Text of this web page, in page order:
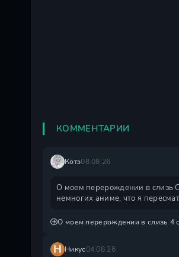
КОММЕНТАРИИ
Котэ08.08.26
О моем перерождении в слизь
немногих аниме, что я
О моем перерождении в слизь 4
Н Никус04.08.26